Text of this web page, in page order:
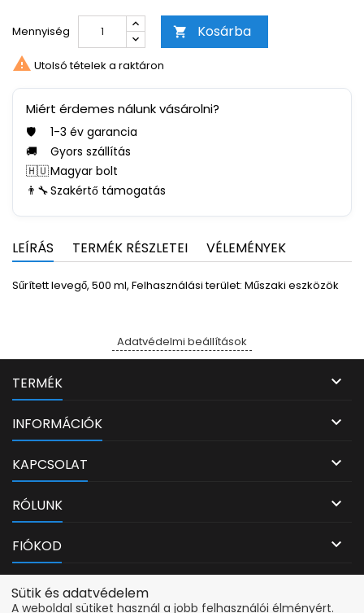
Mennyiség  Kosárba
 Utolsó tételek a raktáron
Miért érdemes nálunk vásárolni?
🛡️
1-3 év garancia
🚚
Gyors szállítás
🇭🇺Magyar bolt
👨‍🔧Szakértő támogatás
LEÍRÁS TERMÉK RÉSZLETEI VÉLEMÉNYEK
Sűrített levegő, 500 ml, Felhasználási terület: Műszaki eszközök
Adatvédelmi beállítások
TERMÉK 
INFORMÁCIÓK 
KAPCSOLAT 
RÓLUNK 
FIÓKOD 
Sütik és adatvédelem
A weboldal sütiket használ a jobb felhasználói élményért.
Adatvédelmi beállítások